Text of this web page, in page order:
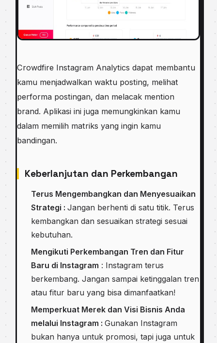
Crowdfire Instagram Analytics dapat membantu
kamu menjadwalkan waktu posting, melihat
performa postingan, dan melacak mention
brand. Aplikasi ini juga memungkinkan kamu
dalam memilih matriks yang ingin kamu
bandingan.
Keberlanjutan dan Perkembangan
Terus Mengembangkan dan Menyesuaikan
Strategi : Jangan berhenti di satu titik. Terus
kembangkan dan sesuaikan strategi sesuai
kebutuhan.
Mengikuti Perkembangan Tren dan Fitur
Baru di Instagram : Instagram terus
berkembang. Jangan sampai ketinggalan tren
atau fitur baru yang bisa dimanfaatkan!
Memperkuat Merek dan Visi Bisnis Anda
melalui Instagram : Gunakan Instagram
bukan hanya untuk promosi, tapi juga untuk